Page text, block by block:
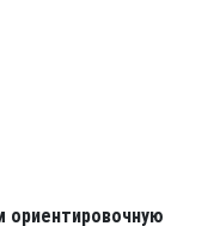
ориентировочную